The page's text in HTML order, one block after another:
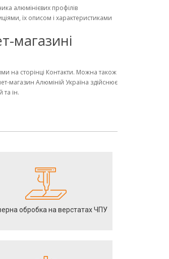
алюмінієвих профілів
їх описом і характеристиками
магазині
на сторінці Контакти. Можна також
магазин Алюміній Україна здійснює
та ін.
обробка на верстатах ЧПУ